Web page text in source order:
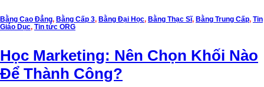
Bằng Cao Đẳng, Bằng Cấp 3, Bằng Đại Học, Bằng Thạc Sĩ, Bằng Trung Cấp, Tin
Giáo Dục, Tin tức ORG
Học Marketing: Nên Chọn Khối Nào
Để Thành Công?